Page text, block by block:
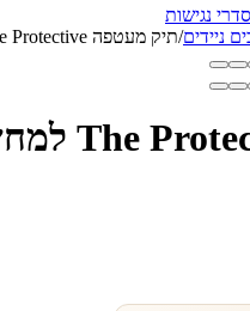
נגישות
ניידים/תיק מעטפה The Protective למחשב 15.6 אינץ' מבד קנווס מבית כאמל מאונטיין